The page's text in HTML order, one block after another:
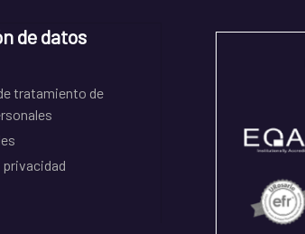
de datos
tratamiento de